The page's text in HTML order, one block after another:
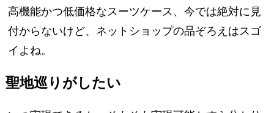
高機能かつ低価格なスーツケース、今では絶対に見
付からないけど、ネットショップの品ぞろえはスゴ
イよね。
聖地巡りがしたい